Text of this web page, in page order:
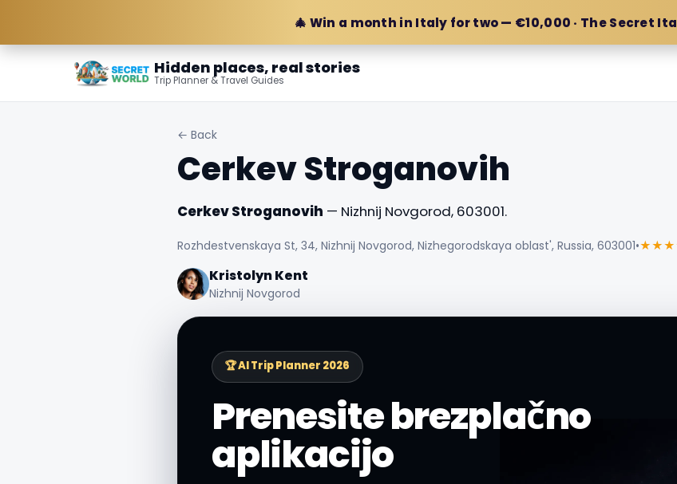
🎄 Win a month in Italy for two — €10,000 · The Secret
Hidden places, real stories
Trip Planner & Travel Guides
← Back
Cerkev Stroganovih
Cerkev Stroganovih — Nizhnij Novgorod, 603001.
Rozhdestvenskaya St, 34, Nizhnij Novgorod, Nizhegorodskaya oblast', Russia, 603001•
Kristolyn Kent
Nizhnij Novgorod
🏆 AI Trip Planner 2026
Prenesite brezplačno
aplikacijo